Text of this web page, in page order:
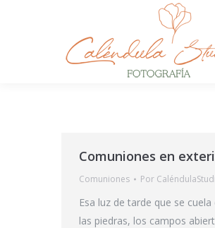
Comuniones en
Comuniones Por
Esa luz de tarde que se
las piedras, los campos